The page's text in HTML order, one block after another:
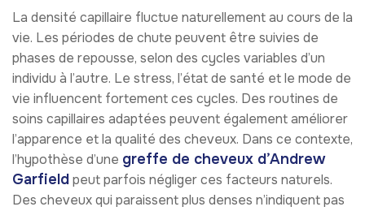
La densité capillaire fluctue naturellement au cours de la
vie. Les périodes de chute peuvent être suivies de
phases de repousse, selon des cycles variables d’un
individu à l’autre. Le stress, l’état de santé et le mode de
vie influencent fortement ces cycles. Des routines de
soins capillaires adaptées peuvent également améliorer
l’apparence et la qualité des cheveux. Dans ce contexte,
l’hypothèse d’une greffe de cheveux d’Andrew
Garfieldpeut parfois négliger ces facteurs naturels.
Des cheveux qui paraissent plus denses n’indiquent pas